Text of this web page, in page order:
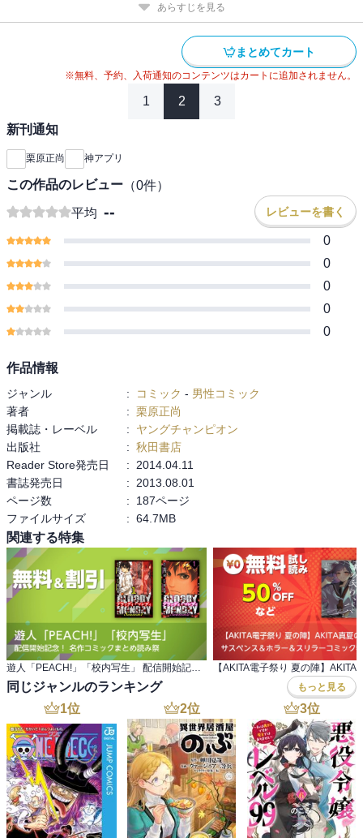
あらすじを見る
まとめてカート
※無料、予約、入荷通知のコンテンツはカートに追加されません。
1 2 3
新刊通知
栗原正尚 神アプリ
この作品のレビュー （0件）
平均 -- レビューを書く
0
0
0
0
0
作品情報
ジャンル : コミック - 男性コミック
著者
: 栗原正尚
掲載誌・レーベル
:
ヤングチャンピオン
出版社
: 秋田書店
Reader Store発売日
:
2014.04.11
書誌発売日
:
2013.08.01
ページ数
:
187ページ
ファイルサイズ
: 64.7MB
関連する特集
遊人「PEACH!」「校内写生」 配信開始記念！ 名作コミックまとめ読み祭
同じジャンルのランキング もっと見る
1位 2位 3位